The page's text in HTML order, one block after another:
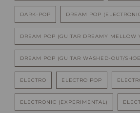
DARK-POP DREAM POP
DREAM POP (GUITAR DREAMY MELLOW
DREAM POP (GUITAR WASHED-OUT/
ELECTRO ELECTRO POP
ELECTRONIC (EXPERIMENTAL)